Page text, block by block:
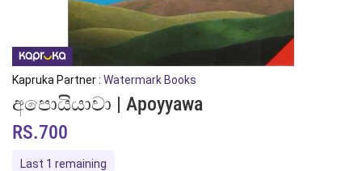
Kapruka Partner : Watermark Books
අපොයියාවා | Apoyyawa
RS.700
Last 1 remaining